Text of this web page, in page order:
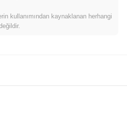
daha geniş kripto
nasıl performans
kullanımından kaynaklanan herhangi